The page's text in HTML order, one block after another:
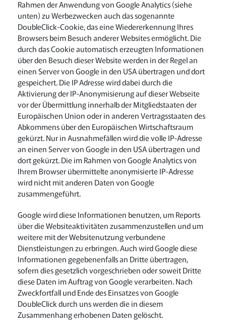
Rahmen der Anwendung von Google Analytics (siehe
unten) zu Werbezwecken auch das sogenannte
DoubleClick-Cookie, das eine Wiedererkennung Ihres
Browsers beim Besuch anderer Websites ermöglicht. Die
durch das Cookie automatisch erzeugten Informationen
über den Besuch dieser Website werden in der Regel an
einen Server von Google in den USA übertragen und dort
gespeichert. Die IP Adresse wird dabei durch die
Aktivierung der IP-Anonymisierung auf dieser Webseite
vor der Übermittlung innerhalb der Mitgliedstaaten der
Europäischen Union oder in anderen Vertragsstaaten des
Abkommens über den Europäischen Wirtschaftsraum
gekürzt. Nur in Ausnahmefällen wird die volle IP-Adresse
an einen Server von Google in den USA übertragen und
dort gekürzt. Die im Rahmen von Google Analytics von
Ihrem Browser übermittelte anonymisierte IP-Adresse
wird nicht mit anderen Daten von Google
zusammengeführt.
Google wird diese Informationen benutzen, um Reports
über die Websiteaktivitäten zusammenzustellen und um
weitere mit der Websitenutzung verbundene
Dienstleistungen zu erbringen. Auch wird Google diese
Informationen gegebenenfalls an Dritte übertragen,
sofern dies gesetzlich vorgeschrieben oder soweit Dritte
diese Daten im Auftrag von Google verarbeiten. Nach
Zweckfortfall und Ende des Einsatzes von Google
DoubleClick durch uns werden die in diesem
Zusammenhang erhobenen Daten gelöscht.